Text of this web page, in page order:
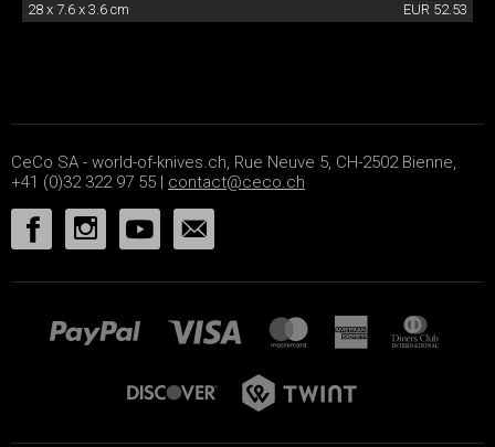
28 x 7.6 x 3.6 cm EUR 52.53
CeCo SA - world-of-knives.ch, Rue Neuve 5, CH-2502 Bienne,
+41 (0)32 322 97 55 | contact@ceco.ch